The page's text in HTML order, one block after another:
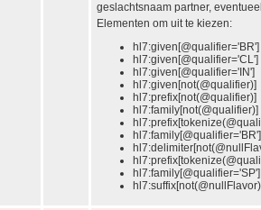
geslachtsnaam partner,
Elementen om uit te kiezen:
hl7:given[@qualifier='BR']
hl7:given[@qualifier='CL']
hl7:given[@qualifier='IN']
hl7:given[not(@qualifier)]
hl7:prefix[not(@qualifier)]
hl7:family[not(@qualifier)]
hl7:family[@qualifier='BR']
hl7:family[@qualifier='SP']